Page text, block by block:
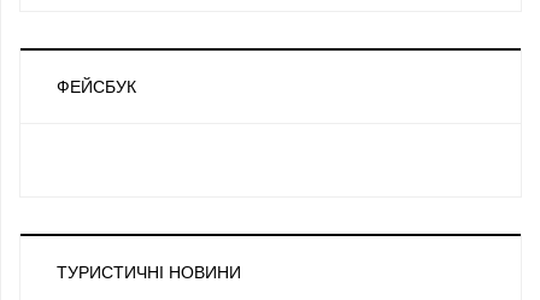
ФЕЙСБУК
ТУРИСТИЧНІ НОВИНИ